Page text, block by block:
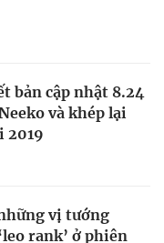
bản cập nhật 8.24
và khép lại
2019
vị tướng
rank’ ở phiên